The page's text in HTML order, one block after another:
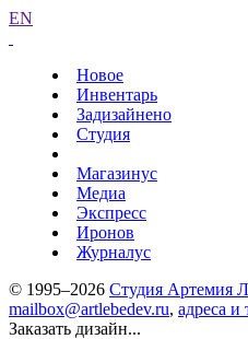
EN
Новое
Инвентарь
Задизайнено
Студия
Магазинус
Медиа
Экспресс
Иронов
Журналус
© 1995–2026 Студия Артемия
mailbox@artlebedev.ru, адреса и
Заказать дизайн...